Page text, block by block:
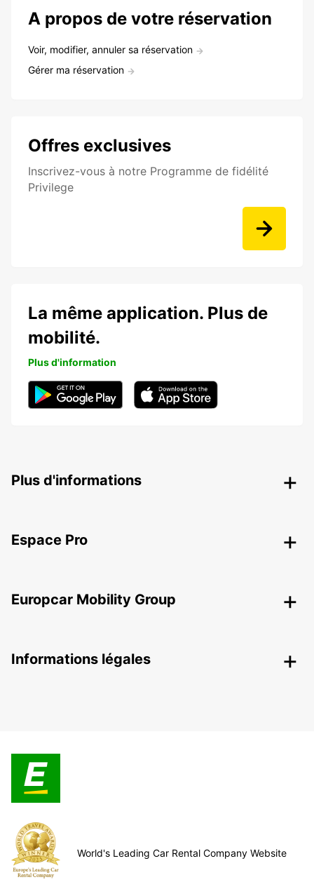
A propos de votre réservation
Voir, modifier, annuler sa réservation
Gérer ma réservation
Offres exclusives
Inscrivez-vous à notre Programme de fidélité
Privilege
La même application. Plus de
mobilité.
Plus d'information
Plus d'informations
Espace Pro
Europcar Mobility Group
Informations légales
World's Leading Car Rental Company Website